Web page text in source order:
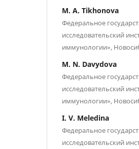
M. A. Tikhonova
Федеральное
исследовательский
иммунологии»,
M. N. Davydova
Федеральное
исследовательский
иммунологии»,
I. V. Meledina
Федеральное
исследовательский